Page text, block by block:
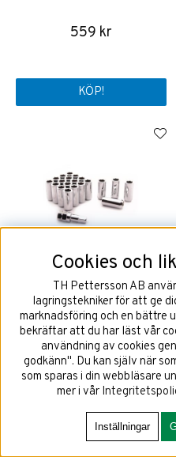
559 kr
KÖP!
Hjulmutterpaket med 20st
+ Nyckel
559 kr
KÖP!
Cookies och
TH Pettersson AB
lagringstekniker för att ge
marknadsföring och en bättre
bekräftar att du har läst vår
användning av cookies
godkänn". Du kan själv när
som sparas i din webbläsare
mer i vår
Inställningar